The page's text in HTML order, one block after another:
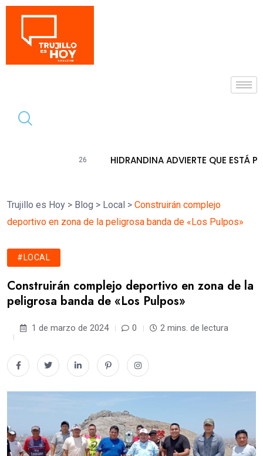
HIDRANDINA ADVIERTE QUE ESTÁ PROHIBIDO
Trujillo es Hoy > Blog > Local > Construirán complejo
deportivo en zona de la peligrosa banda de «Los Pulpos»
#LOCAL
Construirán complejo deportivo en zona de la
peligrosa banda de «Los Pulpos»
1 de marzo de 2024 0 2 mins. de lectura